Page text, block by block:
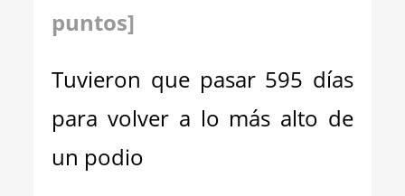
puntos]
Tuvieron que pasar 595 días
para volver a lo más alto de
un podio